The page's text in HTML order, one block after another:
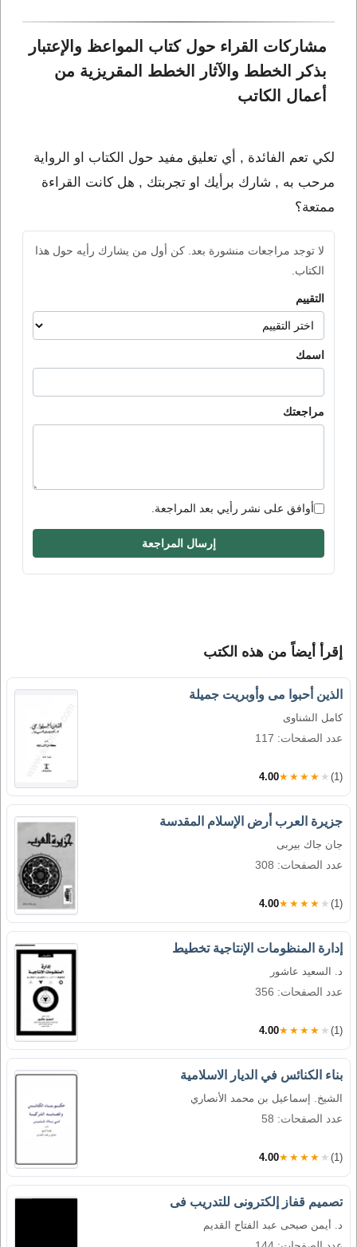
مشاركات القراء حول كتاب المواعظ والإعتبار
بذكر الخطط والآثار الخطط المقريزية من
أعمال الكاتب
لكي تعم الفائدة , أي تعليق مفيد حول الكتاب او الرواية
مرحب به , شارك برأيك او تجربتك , هل كانت القراءة
ممتعة؟
لا توجد مراجعات منشورة بعد. كن أول من يشارك رأيه حول هذا
الكتاب.
التقييم
اسمك
مراجعتك
أوافق على نشر رأيي بعد المراجعة.
إرسال المراجعة
إقرأ أيضاً من هذه الكتب
الذين أحبوا مى وأوبريت جميلة
كامل الشناوى
عدد الصفحات: 117
4.00★★★★★ (1)
جزيرة العرب أرض الإسلام المقدسة
جان جاك بيربى
عدد الصفحات: 308
4.00★★★★★ (1)
إدارة المنظومات الإنتاجية تخطيط
د. السعيد عاشور
عدد الصفحات: 356
4.00★★★★★ (1)
بناء الكنائس في الديار الاسلامية
الشيخ. إسماعيل بن محمد الأنصاري
عدد الصفحات: 58
4.00★★★★★ (1)
تصميم قفاز إلكترونى للتدريب فى
د. أيمن صبحى عبد الفتاح القديم